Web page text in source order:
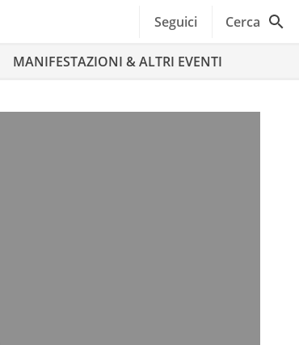
Seguici Cerca
MANIFESTAZIONI & ALTRI EVENTI